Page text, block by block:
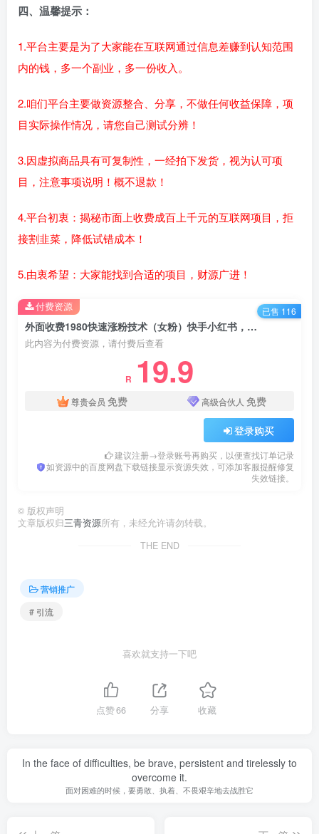
四、温馨提示：
1.平台主要是为了大家能在互联网通过信息差赚到认知范围
内的钱，多一个副业，多一份收入。
2.咱们平台主要做资源整合、分享，不做任何收益保障，项
目实际操作情况，请您自己测试分辨！
3.因虚拟商品具有可复制性，一经拍下发货，视为认可项
目，注意事项说明！概不退款！
4.平台初衷：揭秘市面上收费成百上千元的互联网项目，拒
接割韭菜，降低试错成本！
5.由衷希望：大家能找到合适的项目，财源广进！
外面收费1980快速涨粉技术（女粉）快手小红书，粉丝=变现
此内容为付费资源，请付费后查看
R 19.9
尊贵会员 免费 高级合伙人 免费
登录购买
建议注册→登录账号再购买，以便查找订单记录
如资源中的百度网盘下载链接显示资源失效，可添加客服提醒修复
失效链接。
付费资源 已售 116
© 版权声明
文章版权归三青资源所有，未经允许请勿转载。
THE END
营销推广
# 引流
喜欢就支持一下吧
点赞66 分享 收藏
In the face of difficulties, be brave, persistent and tirelessly to
overcome it.
面对困难的时候，要勇敢、执着、不畏艰辛地去战胜它